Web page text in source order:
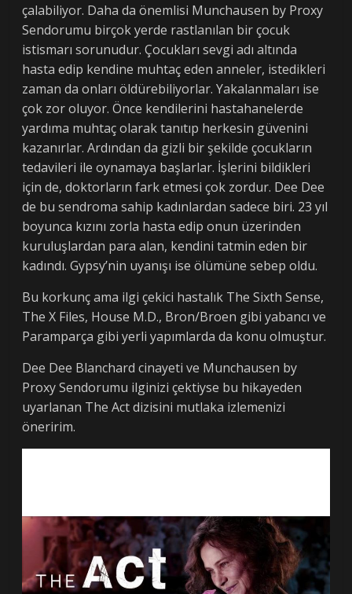
çalabiliyor. Daha da önemlisi Munchausen by Proxy
Sendorumu birçok yerde rastlanılan bir çocuk
istismarı sorunudur. Çocukları sevgi adı altında
hasta edip kendine muhtaç eden anneler, istedikleri
zaman da onları öldürebiliyorlar. Yakalanmaları ise
çok zor oluyor. Önce kendilerini hastahanelerde
yardıma muhtaç olarak tanıtıp herkesin güvenini
kazanırlar. Ardından da gizli bir şekilde çocukların
tedavileri ile oynamaya başlarlar. İşlerini bildikleri
için de, doktorların fark etmesi çok zordur. Dee Dee
de bu sendroma sahip kadınlardan sadece biri. 23 yıl
boyunca kızını zorla hasta edip onun üzerinden
kuruluşlardan para alan, kendini tatmin eden bir
kadındı. Gypsy’nin uyanışı ise ölümüne sebep oldu.
Bu korkunç ama ilgi çekici hastalık The Sixth Sense,
The X Files, House M.D., Bron/Broen gibi yabancı ve
Paramparça gibi yerli yapımlarda da konu olmuştur.
Dee Dee Blanchard cinayeti ve Munchausen by
Proxy Sendorumu ilginizi çektiyse bu hikayeden
uyarlanan The Act dizisini mutlaka izlemenizi
öneririm.